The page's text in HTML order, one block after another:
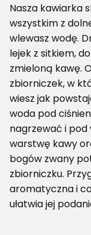
Nasza kawiarka
wszystkim z
wlewasz wodę.
lejek z sitkiem,
zmieloną kawę.
zbiorniczek, w
wiesz jak
woda pod
nagrzewać i pod
warstwę kawy
bogów zwany
zbiorniczku.
aromatyczna i
ułatwia jej